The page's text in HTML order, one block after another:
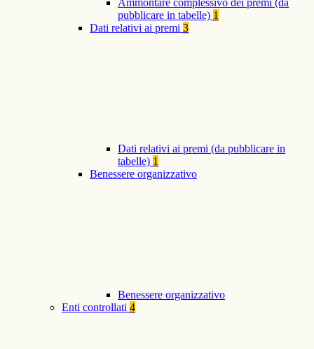
Ammontare complessivo dei premi (da
pubblicare in tabelle) 1
Dati relativi ai premi 3
Dati relativi ai premi (da pubblicare in
tabelle) 1
Benessere organizzativo
Benessere organizzativo
Enti controllati 4